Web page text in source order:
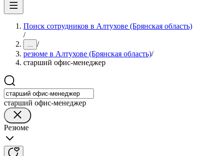
Поиск сотрудников в Алтухове (Брянская область)
/
... /
резюме в Алтухове (Брянская область)/
старший офис-менеджер
старший офис-менеджер
Резюме